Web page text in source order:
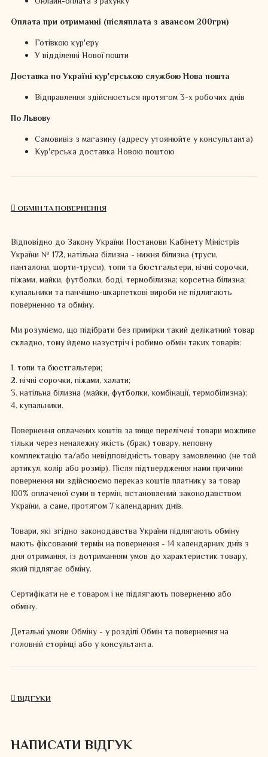
Оплата при отриманні (післяплата з авансом 200грн)
Готівкою кур'єру
У відділенні Нової пошти
Доставка по Україні кур'єрською службою Нова пошта
Відправлення здійснюється протягом 3-х робочих днів
По Львову
Самовивіз з магазину (адресу утоянюйте у консультанта)
Кур'єрська доставка Новою поштою
ОБМІН ТА ПОВЕРНЕННЯ
Відповідно до Закону України Постанови Кабінету Міністрів
України № 172, натільна білизна - нижня білизна (труси,
панталони, шорти-труси), топи та бюстгальтери, нічні сорочки,
піжами, майки, футболки, боді, термобілизна; корсетна білизна;
купальники та панчішно-шкарпеткові вироби не підлягають
поверненню та обміну.
Ми розуміємо, що підібрати без примірки такий делікатний товар
складно, тому йдемо назустріч і робимо обмін таких товарів:
1. топи та бюстгальтери;
2. нічні сорочки, піжами, халати;
3. натільна білизна (майки, футболки, комбінації, термобілизна);
4. купальники.
Повернення оплачених коштів за вище перелічені товари можливе
тільки через неналежну якість (брак) товару, неповну
комплектацію та/або невідповідність товару замовленню (не той
артикул, колір або розмір). Після підтвердження нами причини
повернення ми здійснюємо переказ коштів платнику за товар
100% оплаченої суми в термін, встановлений законодавством
України, а саме, протягом 7 календарних днів.
Товари, які згідно законодавства України підлягають обміну
мають фіксований термін на повернення - 14 календарних днів з
дня отримання, із дотриманням умов до характеристик товару,
який підлягає обміну.
Сертифікати не є товаром і не підлягають поверненню або
обміну.
Детальні умови Обміну - у розділі Обмін та повернення на
головній сторінці або у консультанта.
ВІДГУКИ
НАПИСАТИ ВІДГУК